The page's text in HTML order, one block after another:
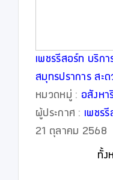
เพชรรีสอร์ท บริก
สมุทรปราการ สะ
ทุกห้อง
หมวดหมู่ : อสังหา
ผู้ประกาศ : เพชร
21 ตุลาคม 2568
ทั้ง